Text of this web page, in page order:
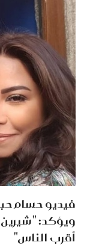
فيديو حسام
ويؤكد:
أقرب الناس"